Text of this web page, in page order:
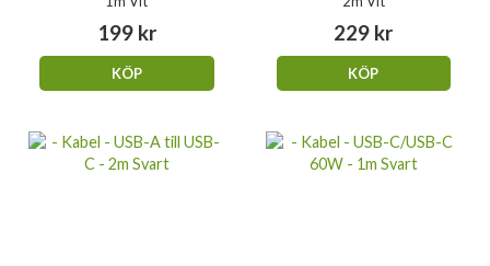
199 kr
KÖP
229 kr
KÖP